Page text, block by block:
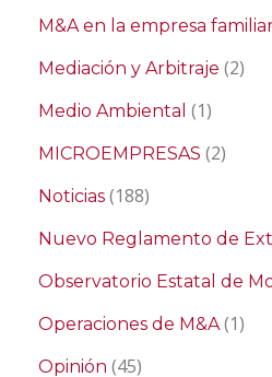
M&A en la empresa
Mediación y Arbitraje (2)
Medio Ambiental (1)
MICROEMPRESAS (2)
Noticias (188)
Nuevo Reglamento de
Observatorio Estatal de
Operaciones de M&A(1)
Opinión (45)